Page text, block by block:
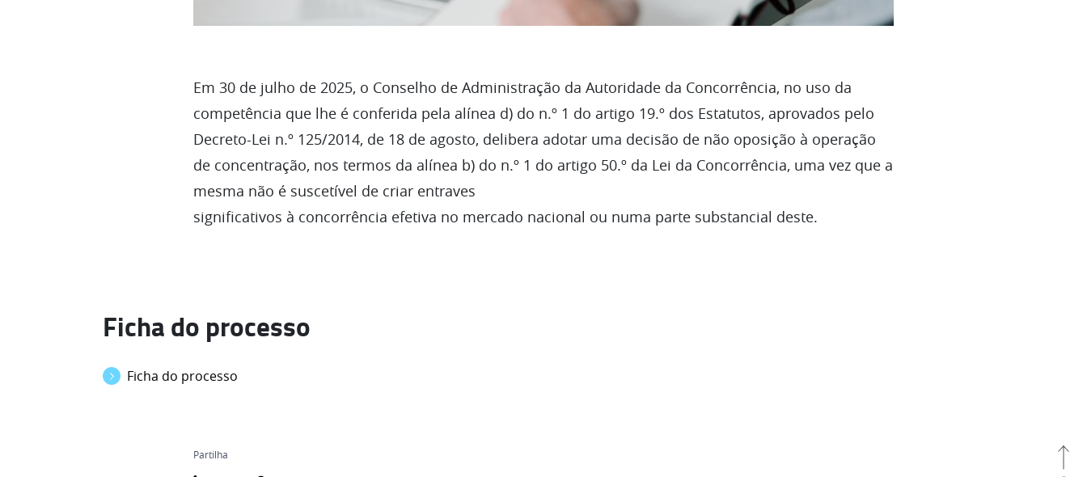
Em 30 de julho de 2025, o Conselho de Administração da Autoridade da Concorrência, no uso da
competência que lhe é conferida pela alínea d) do n.º 1 do artigo 19.º dos Estatutos, aprovados pelo
Decreto-Lei n.º 125/2014, de 18 de agosto, delibera adotar uma decisão de não oposição à operação
de concentração, nos termos da alínea b) do n.º 1 do artigo 50.º da Lei da Concorrência, uma vez que a
mesma não é suscetível de criar entraves
significativos à concorrência efetiva no mercado nacional ou numa parte substancial deste.
Ficha do processo
Ficha do processo
Partilha